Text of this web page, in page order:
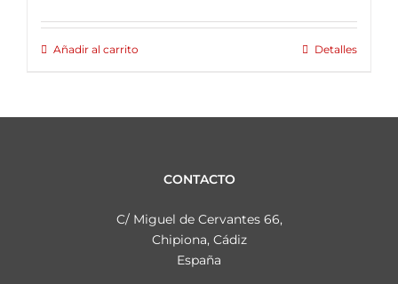
Añadir al carrito Detalles
CONTACTO
C/ Miguel de Cervantes 66,
Chipiona, Cádiz
España